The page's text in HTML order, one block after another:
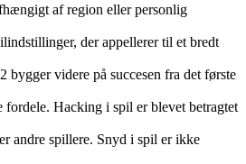
af region eller personlig
der appellerer til et bredt
videre på succesen fra det første
Hacking i spil er blevet betragtet
andre spillere. Snyd i spil er ikke